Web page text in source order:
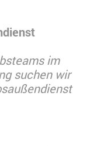
im
suchen wir